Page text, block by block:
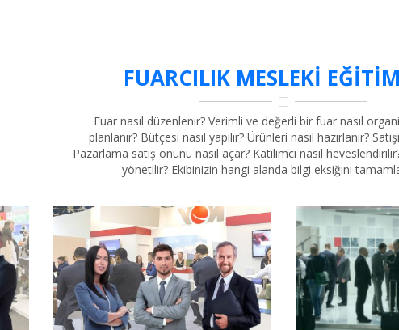
FUARCILIK MESLEKI
Fuar nasıl düzenlenir? Verimli ve değerli bir fuar nasıl
planlanır? Bütçesi nasıl yapılır? Ürünleri nasıl hazırlanır?
Pazarlama satış önünü nasıl açar? Katılımcı nasıl
yönetilir? Ekibinizin hangi alanda bilgi eksiğini